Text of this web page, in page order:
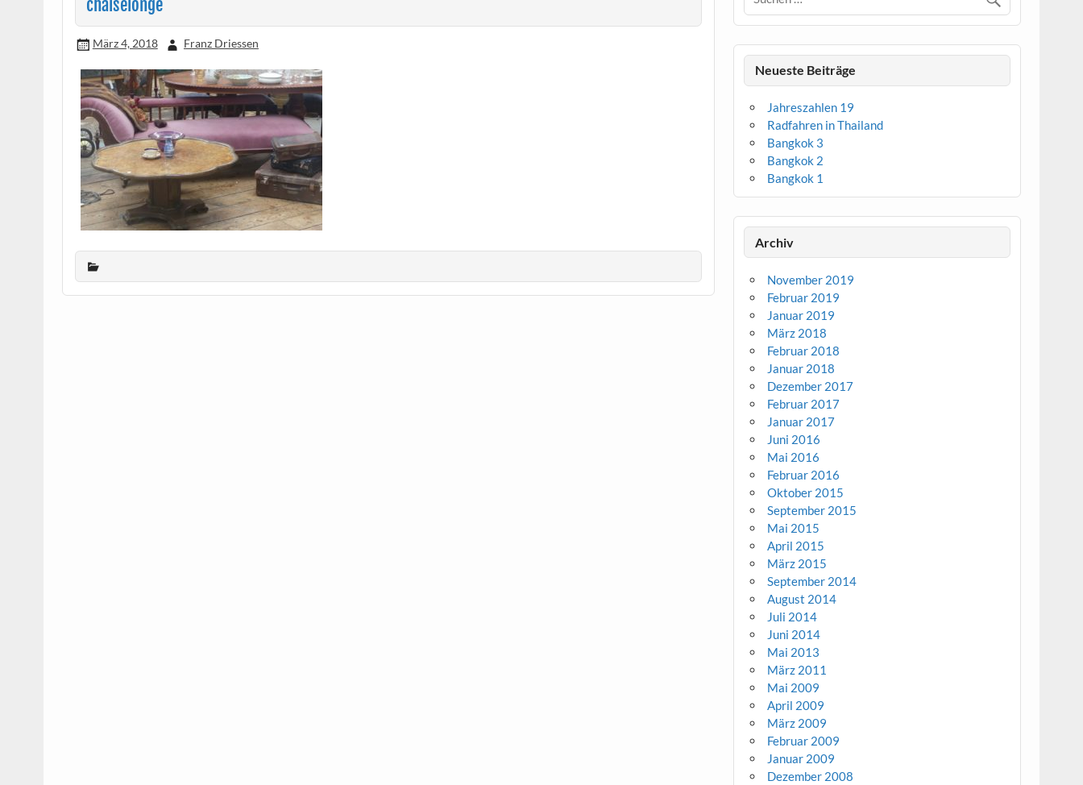
chaiselonge
März 4, 2018 Franz Driessen
Neueste Beiträge
Jahreszahlen 19
Radfahren in Thailand
Bangkok 3
Bangkok 2
Bangkok 1
Archiv
November 2019
Februar 2019
Januar 2019
März 2018
Februar 2018
Januar 2018
Dezember 2017
Februar 2017
Januar 2017
Juni 2016
Mai 2016
Februar 2016
Oktober 2015
September 2015
Mai 2015
April 2015
März 2015
September 2014
August 2014
Juli 2014
Juni 2014
Mai 2013
März 2011
Mai 2009
April 2009
März 2009
Februar 2009
Januar 2009
Dezember 2008